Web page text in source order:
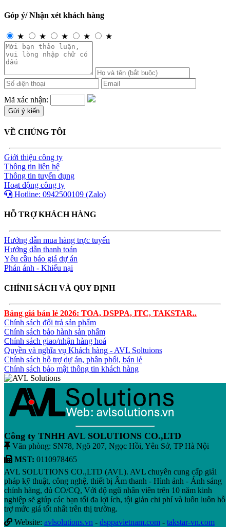
Góp ý/ Nhận xét khách hàng
★ ★ ★ ★ ★
Mã xác nhận:
VỀ CHÚNG TÔI
Giới thiệu công ty
Thông tin liên hệ
Thông tin tuyển dụng
Hoạt động công ty
Hotline: 0942500109 (Zalo)
HỖ TRỢ KHÁCH HÀNG
Hướng dẫn mua hàng trực tuyến
Hướng dẫn thanh toán
Yêu cầu báo giá dự án
Phán ánh - Khiếu nại
CHÍNH SÁCH VÀ QUY ĐỊNH
Bảng giá bán lẻ 2026: TOA, DSPPA, ITC, TAKSTAR..
Chính sách đổi trả sản phẩm
Chính sách bảo hành sản phẩm
Chính sách giao/nhận hàng hoá
Quyền và nghĩa vụ Khách hàng - AVL Soltuions
Chính sách hỗ trợ dự án, phân phối, bán lẻ
Chính sách bảo mật thông tin khách hàng
Công ty TNHH AVL SOLUTIONS CO.,LTD
Văn phòng: SN78, Ngõ 207, Ngọc Hồi, Yên Sở, TP Hà Nội
MST: 0110978465
AVL SOLUTIONS CO.,LTD (AVL). AVL chuyên cung cấp giải
pháp kỹ thuật, công nghệ, thiết bị Âm thanh - Hình ảnh - Ánh sáng
chính hãng, đủ CO/CQ, Với độ ngũ nhân viên trên 10 năm kinh
nghiệp sẽ giúp các bạn tối đa lợi ích, tội giản chi phí và luôn luôn hỗ
trợ mức giá tốt nhất trên thị trường.
Website: avlsolutions.vn - dsppavietnam.com - takstar-vn.com